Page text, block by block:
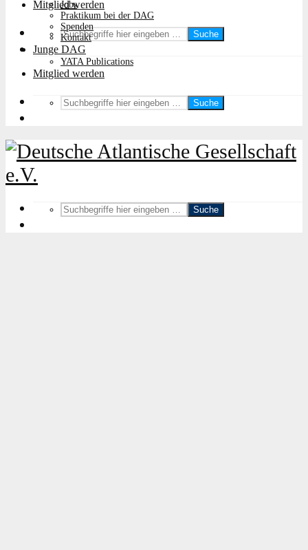
Mitglied werden
Suche
Jobs
Praktikum bei der DAG
Spenden
Kontakt
Junge DAG
YATA Publications
Mitglied werden
Suche
Suche